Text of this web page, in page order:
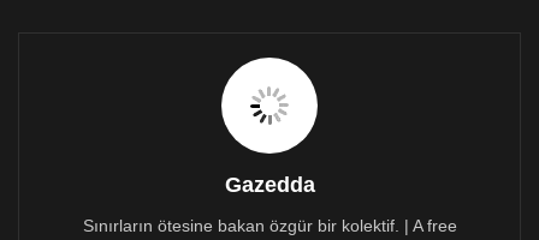
Selam Metin Ben Berceste – Mehmet Yaşın – İthaki
Haftanın İlgi Gören – Okunan Dünya Kitapları:
İktidar (Güç Sahibi Olmanın 48 Yasası) Robert Greene
Gazedda
Sınırların ötesine bakan özgür bir kolektif. | A free